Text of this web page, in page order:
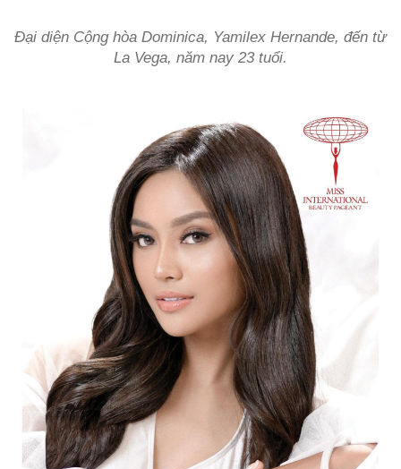
Đại diện Cộng hòa Dominica, Yamilex Hernande, đến từ
La Vega, năm nay 23 tuổi.